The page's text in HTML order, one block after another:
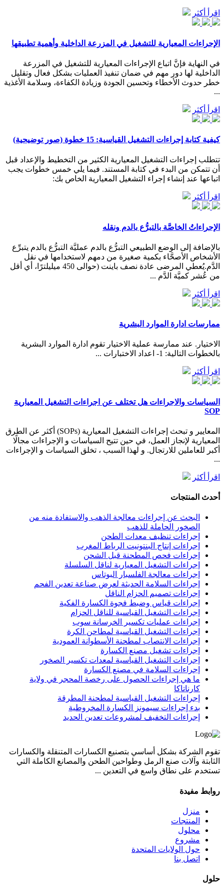
اقرأ أكثر
الإجراءات المعيارية للتشغيل في المزرعة الداخلية وأهمية تطبيقها
في النهاية فإنَّ اتباع الإجراءات المعيارية للتشغيل في المزرعة
الداخلية لها دور مهم في ضمان تنفيذ العمليات بشكل فعال وتقليل
خطر حدوث الأخطاء وتحسين الجودة وزيادة الكفاءة، وسلامة الأغذية
...
اقرأ أكثر
كيفية كتابة إجراءات التشغيل القياسية: 15 خطوة (صور توضيحية)
تتطلب إجراءات التشغيل المعيارية الكثير من التخطيط والإعداد قبل
أن تتمكن من البدء في كتابة المستند. فيما يلي خمس خطوات يجب
اتباعها عند إنشاء إجراء التشغيل المعيارية الخاص بك:
اقرأ أكثر
الإجراءاتُ الخاصَّة بالتبرُّع بالدم ونقله
بالإضافة إلى الوضع الطبيعي التبرُّع بالدم عمليَّة التبرُّع بالدم يتبرِّع
الأشخاص الأصحَّاء بكمية صغيرة من دمهم لاستخدامها في نقل
الدَّم.يُعطي المرضى عادة نصف باينت (حوالى 450 ميليلترًا، أي أقل
من عُشر كميَّة الدَّم ...
اقرأ أكثر
ممارسات ادارة الموارد البشرية
الاختيار. عند ممارسة عملية الاختيار تقوم ادارة الموارد البشرية
بالخطوات التالية: 1- اعداد الاختبارات ...
اقرأ أكثر
السياسات والاجراءات هل تختلف عن اجراءات التشغيل المعيارية
SOP
المعايير و تبحث إجراءات التشغيل المعيارية (SOPs) أكثر عن الطرق
المعيارية لإنجاز العمل، في حين تتيح السياسات و الإجراءات مجالًا
أكبر للعاملين للارتجال. و لهذا السبب ، تخلق السياسات و الإجراءات
...
اقرأ أكثر
أحدث المنتجات
البحث عن إجراءات معالجة الذهب والاستفادة منه من
الصخور الحاملة للذهب
إجراءات تنظيف معدات الطحن
إجراءات إنتاج البنتونيت الرباط المغرب
إجراءات فحص المطحنة قبل الشحن
إجراءات التشغيل المعيارية لناقل السلسلة
إجراءات معالجة الفلسبار البوتاس
إجراءات السلامة الحديثة لعرض صناعة تعدين الفحم
إجراءات تصميم الحزام الناقل
إجراءات قياس وضبط فجوة الكسارة الفكية
إجراءات التشغيل القياسية للناقل الحزام
إجراءات عمليات تكسير الخرسانة سوب
إجراءات التشغيل القياسية لمطاحن الكرة
إجراءات الانتصاب لمطحنة الأسطوانة العمودية
إجراءات تشغيل مصنع الكسارة
إجراءات التشغيل القياسية لمعدات تكسير الصخور
إجراءات السلامة في مصنع الكسارة
ما هي إجراءات الحصول على رخصة المحجر في ولاية
كارناتاكا
إجراءات التشغيل القياسية لمطحنة المطرقة
بدء إجراءات سيمونز الكسارة المخروطية
إجراءات التخفيف لمشروعات تعدين الحديد
تقوم الشركة بشكل أساسي بتصنيع الكسارات المتنقلة والكسارات
الثابتة وآلات صنع الرمل وطواحين الطحن والمصانع الكاملة التي
تستخدم على نطاق واسع في التعدين ...
روابط مفيدة
منزل
المنتجات
محلول
مشروع
حول الولايات المتحدة
اتصل بنا
حلول